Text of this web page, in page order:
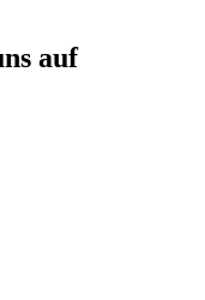
auf